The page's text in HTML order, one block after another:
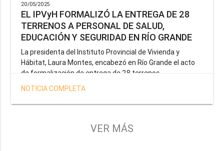
20/05/2025
EL IPVyH FORMALIZÓ LA ENTREGA DE 28
TERRENOS A PERSONAL DE SALUD,
EDUCACIÓN Y SEGURIDAD EN RÍO GRANDE
La presidenta del Instituto Provincial de Vivienda y
Hábitat, Laura Montes, encabezó en Río Grande el acto
de formalización de entrega de 28 terrenos
correspondientes a la operatoria especial anunciada por
el Gobernador Gustavo Melella, la cual tiene como
objetivo brindar una solución habitacional a docentes,
Provincia y del Servicio Penitenciario.
NOTICIA COMPLETA
VER MÁS